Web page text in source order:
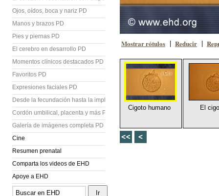
Ojos, oídos, boca y nariz PD
Manos y brazos PD
Pies y piernas PD
El cerebro en desarrollo PD
Momentos clínicos destacados PD
Favoritos PD
Expresiones faciales PD
Desde la fecundación hasta la implantación PD
Cordón umbilical, placenta y más PD
Galería de imágenes completa PD
Cine
Resumen prenatal
Comparta los videos de EHD
Apoye a EHD
Mostrar rótulos Reducir
Cigoto humano El